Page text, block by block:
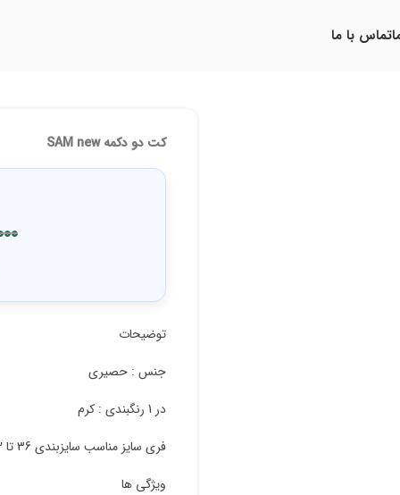
تماس با ما
کت دو دکمه SAM new
توضیحات
جنس : حصیری
در 1 رنگبندی : کرم
فری سایز مناسب سایزبندی 36 تا 42 که جزییات کامل آن در راهنمای سایزبندی قید شده است
ویژگی ها